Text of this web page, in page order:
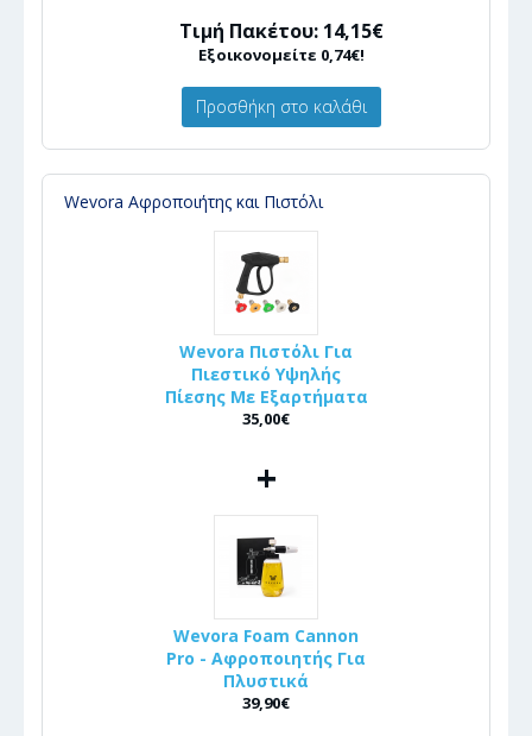
Τιμή Πακέτου: 14,15€
Εξοικονομείτε 0,74€!
Προσθήκη στο καλάθι
Wevora Αφροποιήτης και Πιστόλι
Wevora Πιστόλι Για
Πιεστικό Υψηλής
Πίεσης Με Εξαρτήματα
35,00€
+
Wevora Foam Cannon
Pro - Αφροποιητής Για
Πλυστικά
39,90€